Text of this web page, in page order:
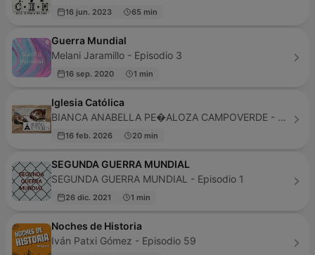
16 jun. 2023 65 min
Guerra Mundial
Melani Jaramillo - Episodio 3
16 sep. 2020 1 min
Iglesia Católica
BIANCA ANABELLA PE�ALOZA CAMPOVERDE - Episodio 7
16 feb. 2026 20 min
SEGUNDA GUERRA MUNDIAL
SEGUNDA GUERRA MUNDIAL - Episodio 1
26 dic. 2021 1 min
Noches de Historia
Iván Patxi Gómez - Episodio 59